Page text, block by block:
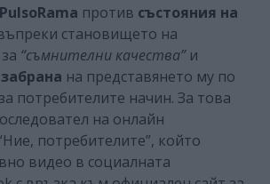
PulsoRama против състояния на
становището на
“съмнителни качества”и
забрана на представянето му по
потребителите начин. За това
на онлайн
потребителите”, който
видео в социалната